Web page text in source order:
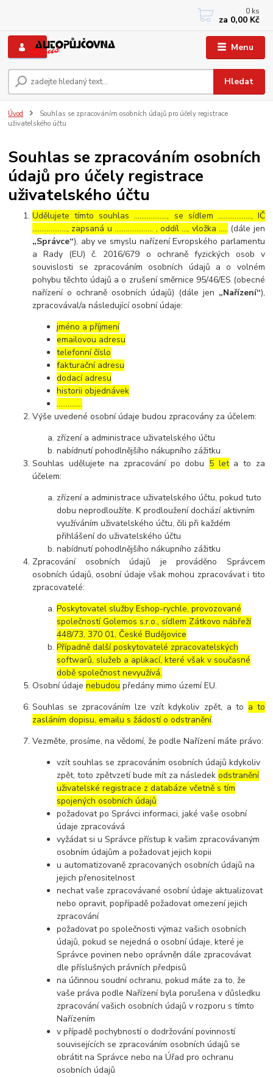
Menu
Hledat
+420 733767377
PO-PÁ: 8 - 12, 13 - 17
0 ks
za 0,00 Kč
Úvod
Souhlas se zpracováním osobních údajů pro účely registrace
uživatelského účtu
Souhlas se zpracováním osobních
údajů pro účely registrace
uživatelského účtu
Udělujete tímto souhlas ……………..., se sídlem ………………, IČ
………………., zapsaná u ………………… , oddíl …, vložka ….. (dále jen
„Správce“), aby ve smyslu nařízení Evropského parlamentu
a Rady (EU) č. 2016/679 o ochraně fyzických osob v
souvislosti se zpracováním osobních údajů a o volném
pohybu těchto údajů a o zrušení směrnice 95/46/ES (obecné
nařízení o ochraně osobních údajů) (dále jen „Nařízení“),
zpracovával/a následující osobní údaje:
jméno a příjmení
emailovou adresu
telefonní číslo
fakturační adresu
dodací adresu
historii objednávek
…………..
Výše uvedené osobní údaje budou zpracovány za účelem:
zřízení a administrace uživatelského účtu
nabídnutí pohodlnějšího nákupního zážitku
Souhlas udělujete na zpracování po dobu 5 leta to za
účelem:
zřízení a administrace uživatelského účtu, pokud tuto
dobu neprodloužíte. K prodloužení dochází aktivním
využíváním uživatelského účtu, čili při každém
přihlášení do uživatelského účtu
nabídnutí pohodlnějšího nákupního zážitku
Zpracování osobních údajů je prováděno Správcem
osobních údajů, osobní údaje však mohou zpracovávat i tito
zpracovatelé:
Poskytovatel služby Eshop-rychle, provozované
společností Golemos s.r.o., sídlem Zátkovo nábřeží
448/73, 370 01, České Budějovice
Případně další poskytovatelé zpracovatelských
softwarů, služeb a aplikací, které však v současné
době společnost nevyužívá.
Osobní údajenebudou předány mimo území EU.
Souhlas se zpracováním lze vzít kdykoliv zpět, a to a to
zasláním dopisu, emailu s žádostí o odstranění.
Vezměte, prosíme, na vědomí, že podle Nařízení máte právo:
vzít souhlas se zpracováním osobních údajů kdykoliv
zpět, toto zpětvzetí bude mít za následekodstranění
uživatelské registrace z databáze včetně s tím
spojených osobních údajů
požadovat po Správci informaci, jaké vaše osobní
údaje zpracovává
vyžádat si u Správce přístup k vašim zpracovávaným
osobním údajům a požadovat jejich kopii
u automatizovaně zpracovaných osobních údajů na
jejich přenositelnost
nechat vaše zpracovávané osobní údaje aktualizovat
nebo opravit, popřípadě požadovat omezení jejich
zpracování
požadovat po společnosti výmaz vašich osobních
údajů, pokud se nejedná o osobní údaje, které je
Správce povinen nebo oprávněn dále zpracovávat
dle příslušných právních předpisů
na účinnou soudní ochranu, pokud máte za to, že
vaše práva podle Nařízení byla porušena v důsledku
zpracování vašich osobních údajů v rozporu s tímto
Nařízením
v případě pochybností o dodržování povinností
souvisejících se zpracováním osobních údajů se
obrátit na Správce nebo na Úřad pro ochranu
osobních údajů